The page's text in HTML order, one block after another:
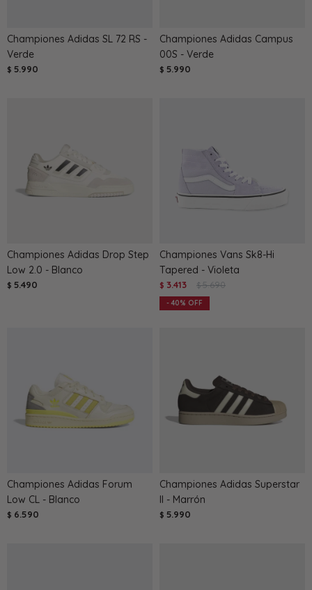
Championes Adidas SL 72 RS -
Verde
$ 5.990
Championes Adidas Campus
00S - Verde
$ 5.990
Championes Adidas Drop Step
Low 2.0 - Blanco
$ 5.490
Championes Vans Sk8-Hi
Tapered - Violeta
$ 3.413 $ 5.690
40
Championes Adidas Forum
Low CL - Blanco
$ 6.590
Championes Adidas Superstar
II - Marrón
$ 5.990